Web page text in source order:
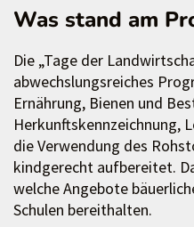
Was stand am
Die „Tage der
abwechslungsreiches
Ernährung, Bienen und
Herkunftskennzeichnung,
die Verwendung des
kindgerecht aufbereitet.
welche Angebote
Schulen bereithalten.